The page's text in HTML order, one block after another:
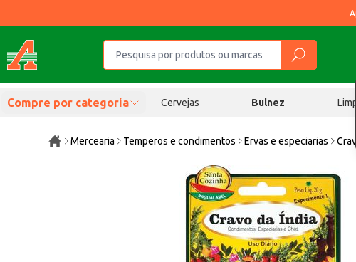
Compre por categoria Cervejas Bulnez
Mercearia Temperos e condimentos Ervas e especiarias